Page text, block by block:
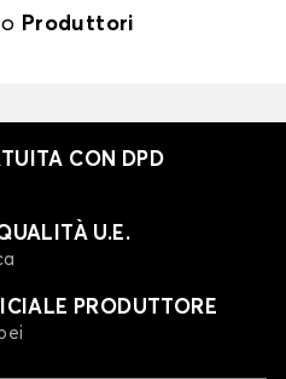
Produttori
CON DPD
U.E.
PRODUTTORE